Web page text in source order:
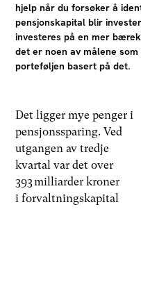
hjelp når du forsøker å
pensjonskapital blir
investeres på en mer
det er noen av målene
porteføljen basert på det.
Det ligger mye penger i
pensjonssparing. Ved
utgangen av tredje
kvartal var det over
393 milliarder kroner
i forvaltningskapital